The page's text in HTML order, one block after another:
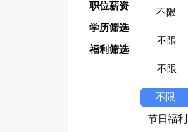
不限
职位薪资
不限
学历筛选
不限
福利筛选
不限
节日福利